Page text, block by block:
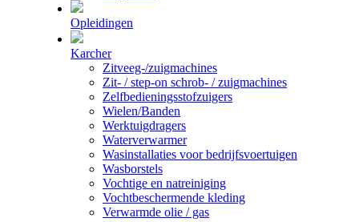
Opleidingen
Karcher
Zitveeg-/zuigmachines
Zit- / step-on schrob- / zuigmachines
Zelfbedieningsstofzuigers
Wielen/Banden
Werktuigdragers
Waterverwarmer
Wasinstallaties voor bedrijfsvoertuigen
Wasborstels
Vochtige en natreiniging
Vochtbeschermende kleding
Verwarmde olie / gas